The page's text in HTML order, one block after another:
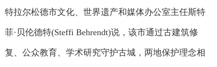
特拉尔松德市文化、世界遗产和媒体办公室主任斯特
菲·贝伦德特(Steffi Behrendt)说，该市通过古建筑修
复、公众教育、学术研究守护古城，两地保护理念相